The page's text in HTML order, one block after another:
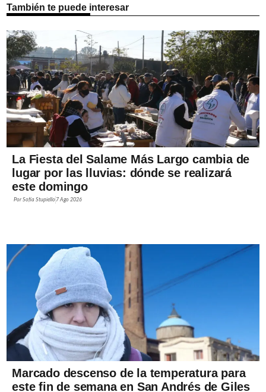
También te puede interesar
La Fiesta del Salame Más Largo cambia de
lugar por las lluvias: dónde se realizará
este domingo
PorSofía Stupiello 7 Ago 2026
Marcado descenso de la temperatura para
este fin de semana en San Andrés de Giles